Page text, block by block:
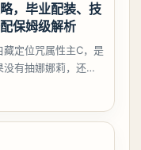
，毕业配装、技
保姆级解析
定位咒属性主C，是
有抽娜娜莉，还没
队C想打深渊也可以